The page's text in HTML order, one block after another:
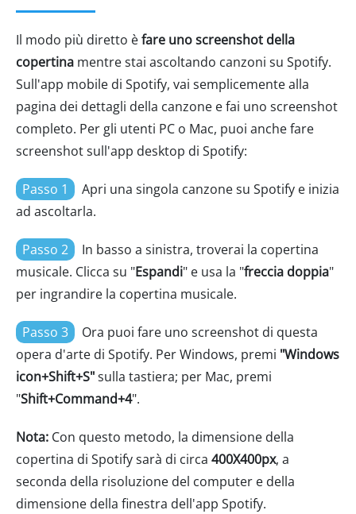
Il modo più diretto èfare uno screenshot della
copertina mentre stai ascoltando canzoni su Spotify.
Sull'app mobile di Spotify, vai semplicemente alla
pagina dei dettagli della canzone e fai uno screenshot
completo. Per gli utenti PC o Mac, puoi anche fare
screenshot sull'app desktop di Spotify:
Passo 1
Apri una singola canzone su Spotify e inizia
ad ascoltarla.
Passo 2
In basso a sinistra, troverai la copertina
musicale. Clicca su "Espandi" e usa la "freccia doppia"
per ingrandire la copertina musicale.
Passo 3
Ora puoi fare uno screenshot di questa
opera d'arte di Spotify. Per Windows, premi "Windows
icon+Shift+S"sulla tastiera; per Mac, premi
"Shift+Command+4".
Nota: Con questo metodo, la dimensione della
copertina di Spotify sarà di circa 400X400px, a
seconda della risoluzione del computer e della
dimensione della finestra dell'app Spotify.